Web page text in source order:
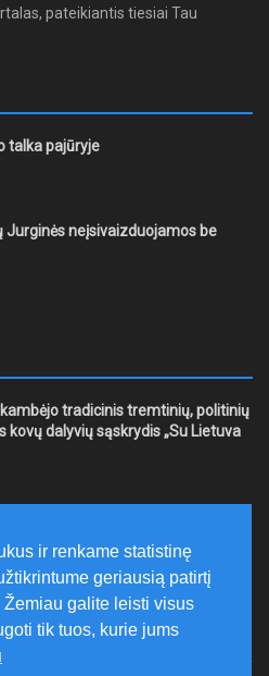
pateikiantis tiesiai Tau
talka pajūryje
Jurginės neįsivaizduojamos be
tradicinis tremtinių, politinių
kovų dalyvių sąskrydis „Su Lietuva
taisyklių, tausoti aplinką
ir renkame statistinę
geriausią patirtį
Žemiau galite leisti visus
tik tuos, kurie jums